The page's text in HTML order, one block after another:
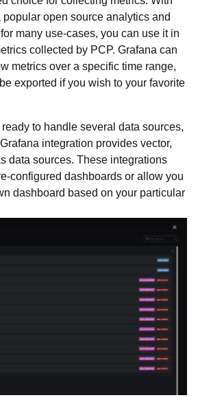
open source analytics and
many use-cases, you can use it in
collected by PCP. Grafana can
metrics over a specific time range,
exported if you wish to your favorite
to handle several data sources,
integration provides vector,
data sources. These integrations
configured dashboards or allow you
dashboard based on your particular